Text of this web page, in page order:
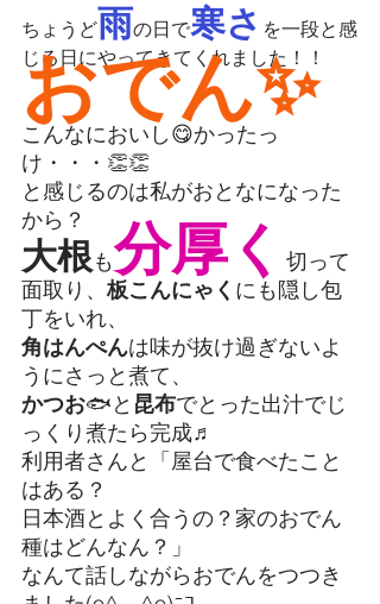
ちょうど雨の日で寒さ を一段と感
じる日にやってきてくれました！！
おでん✨
こんなにおいし😋かったっ
け・・・👏👏
と感じるのは私がおとなになった
から？
大根も分厚く
切って
面取り、板こんにゃく にも隠し包
丁をいれ、
角はんぺんは味が抜け過ぎないよ
うにさっと煮て、
かつお🐟と 昆布でとった出汁でじ
っくり煮たら完成♬
利用者さんと「屋台で食べたこと
はある？
日本酒とよく合うの？家のおでん
種はどんなん？」
なんて話しながらおでんをつつき